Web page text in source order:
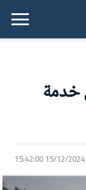
القائمة الرئيسية
خدمة
15/12/2024 15:42:00